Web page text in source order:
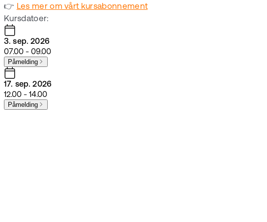
👉 Les mer om vårt kursabonnement
Kursdatoer:
3. sep. 2026
07.00 - 09.00
Påmelding
17. sep. 2026
12.00 - 14.00
Påmelding